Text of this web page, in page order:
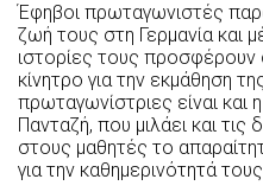
Έφηβοι πρωταγωνιστές
ζωή τους στη Γερμανία και
ιστορίες τους
κίνητρο για την εκμάθηση
πρωταγωνίστριες είναι και
Πανταζή, που μιλάει και
στους μαθητές το
για την καθημερινότητά